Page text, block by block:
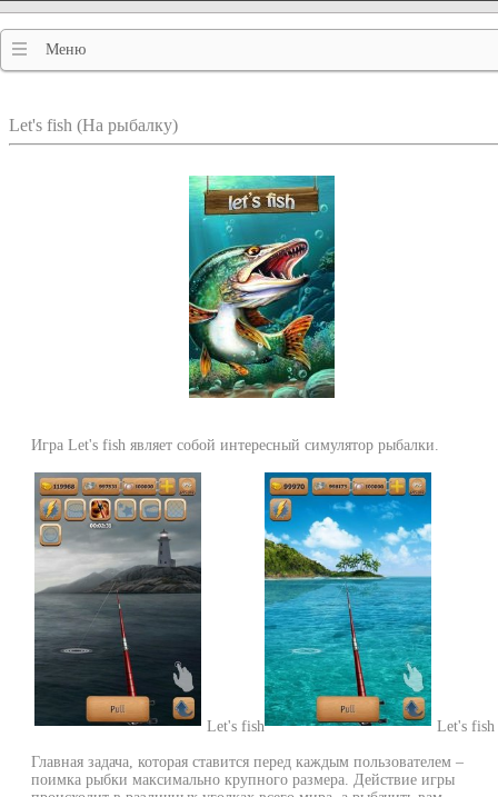
Меню
Let's fish (На рыбалку)
Игра Let's fish являет собой интересный симулятор рыбалки.
Let's fish Let's fish
Главная задача, которая ставится перед каждым пользователем –
поимка рыбки максимально крупного размера. Действие игры